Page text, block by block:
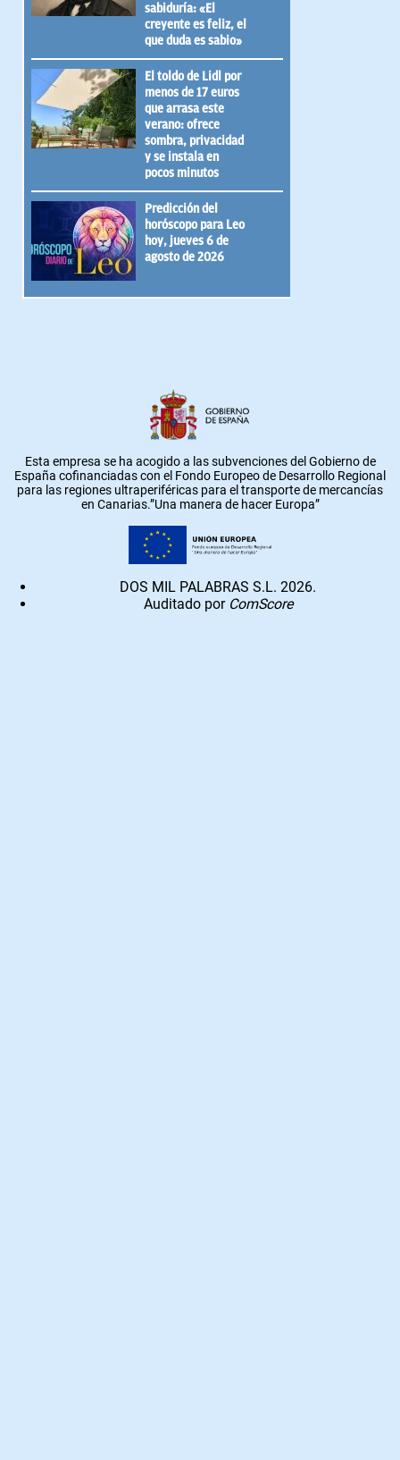
sabiduría: «El
creyente es feliz, el
que duda es sabio»
El toldo de Lidl por
menos de 17 euros
que arrasa este
verano: ofrece
sombra, privacidad
y se instala en
pocos minutos
Predicción del
horóscopo para Leo
hoy, jueves 6 de
agosto de 2026
Esta empresa se ha acogido a las subvenciones del Gobierno de
España cofinanciadas con el Fondo Europeo de Desarrollo Regional
para las regiones ultraperiféricas para el transporte de mercancías
en Canarias.”Una manera de hacer Europa”
DOS MIL PALABRAS S.L. 2026.
Auditado por ComScore